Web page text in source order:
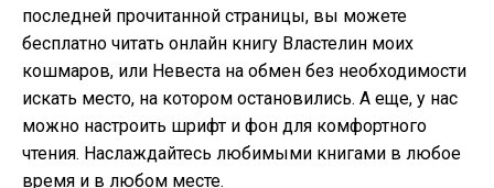
последней прочитанной страницы, вы можете
бесплатно читать онлайн книгу Властелин моих
кошмаров, или Невеста на обмен без необходимости
искать место, на котором остановились. А еще, у нас
можно настроить шрифт и фон для комфортного
чтения. Наслаждайтесь любимыми книгами в любое
время и в любом месте.